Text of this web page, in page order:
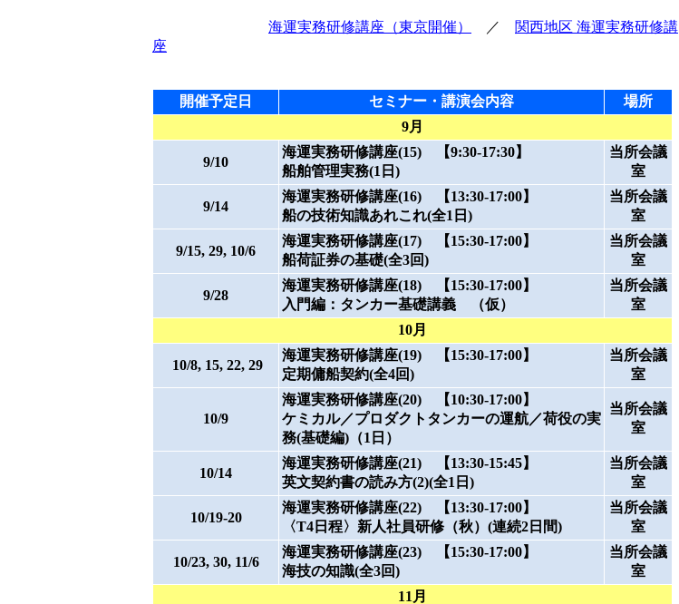
海運実務研修講座（東京開催） ／ 関西地区 海運実務研修講
座
開催予定日 セミナー・講演会内容
場所
9月
9/10
海運実務研修講座(15) 【9:30-17:30】
船舶管理実務(1日)
当所会議
室
9/14
海運実務研修講座(16) 【13:30-17:00】
船の技術知識あれこれ(全1日)
当所会議
室
9/15, 29, 10/6
海運実務研修講座(17) 【15:30-17:00】
船荷証券の基礎(全3回)
当所会議
室
9/28
海運実務研修講座(18) 【15:30-17:00】
入門編：タンカー基礎講義 （仮）
当所会議
室
10月
10/8, 15, 22, 29
海運実務研修講座(19) 【15:30-17:00】
定期傭船契約(全4回)
当所会議
室
10/9
海運実務研修講座(20) 【10:30-17:00】
ケミカル／プロダクトタンカーの運航／荷役の実
務(基礎編)（1日）
当所会議
室
10/14
海運実務研修講座(21) 【13:30-15:45】
英文契約書の読み方(2)(全1日)
当所会議
室
10/19-20
海運実務研修講座(22) 【13:30-17:00】
〈T4日程〉新人社員研修（秋）(連続2日間)
当所会議
室
10/23, 30, 11/6
海運実務研修講座(23) 【15:30-17:00】
海技の知識(全3回)
当所会議
室
11月